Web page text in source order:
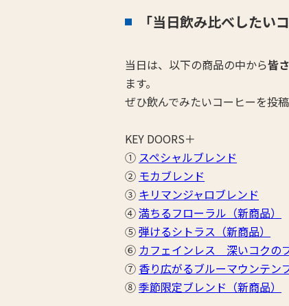
「当日飲み比べしたい
当日は、以下の商品の中から皆
ます。
ぜひ飲んでみたいコーヒーを投
KEY DOORS＋
① スペシャルブレンド
② モカブレンド
③ キリマンジャロブレンド
④満ちるフローラル（新商品）
⑤弾けるシトラス（新商品）
⑥ カフェインレス 深いコクの
⑦ 香り広がるブルーマウンテン
⑧季節限定ブレンド（新商品）